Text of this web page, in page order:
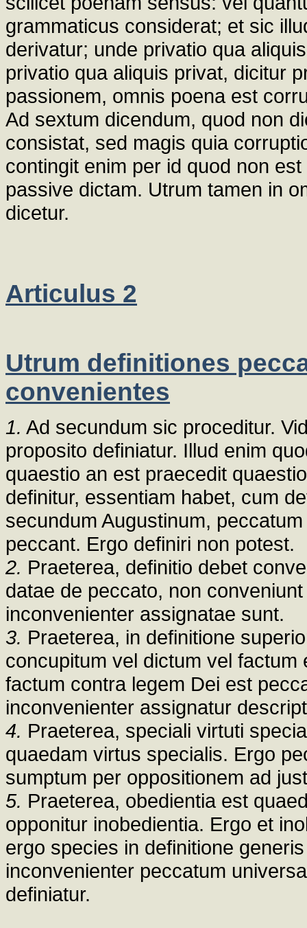
grammaticus considerat; et sic
derivatur; unde privatio qua
privatio qua aliquis privat, dicitur
passionem, omnis poena est
Ad sextum dicendum, quod non
consistat, sed magis quia
contingit enim per id quod non
passive dictam. Utrum tamen in
dicetur.
Articulus 2
Utrum definitiones
convenientes
1. Ad secundum sic proceditur.
proposito definiatur. Illud enim
quaestio an est praecedit
definitur, essentiam habet, cum
secundum Augustinum,
peccant. Ergo definiri non potest.
2. Praeterea, definitio debet
datae de peccato, non
inconvenienter assignatae sunt.
3. Praeterea, in definitione
concupitum vel dictum vel
factum contra legem Dei est
inconvenienter assignatur
4. Praeterea, speciali virtuti
quaedam virtus specialis. Ergo
sumptum per oppositionem ad
5. Praeterea, obedientia est
opponitur inobedientia. Ergo et
ergo species in definitione
inconvenienter peccatum
definiatur.